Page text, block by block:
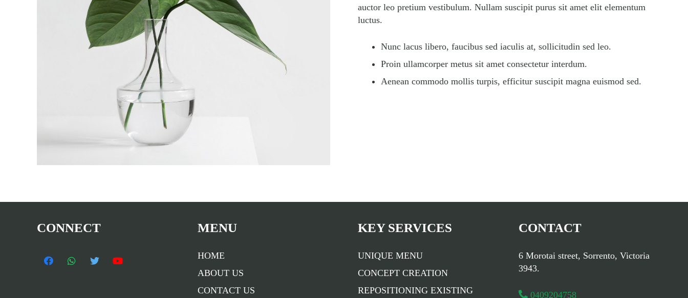
auctor leo pretium vestibulum. Nullam suscipit purus sit amet elit elementum
luctus.
Nunc lacus libero, faucibus sed iaculis at, sollicitudin sed leo.
Proin ullamcorper metus sit amet consectetur interdum.
Aenean commodo mollis turpis, efficitur suscipit magna euismod sed.
CONNECT MENU
HOME
ABOUT US
CONTACT US
KEY SERVICES
UNIQUE MENU
CONCEPT CREATION
REPOSITIONING EXISTING
CONTACT
6 Morotai street, Sorrento, Victoria
3943.
0409204758